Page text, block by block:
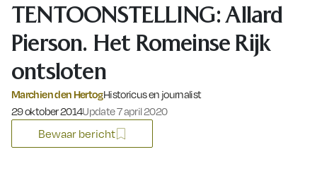
TENTOONSTELLING: Allard
Pierson. Het Romeinse Rijk
ontsloten
Marchien den HertogHistoricus en journalist
Gepubliceerd op:
29 oktober 2014Update 7 april 2020
Bewaar bericht